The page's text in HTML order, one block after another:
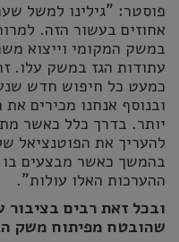
אחוזים בעשור הזה.
עתודות הגז במשק עלו.
כמעט כל חיפוש חדש
ובנוסף אנחנו מכירים
יותר. בדרך כלל כאשר
להעריך את הפוטנציאל
בהמשך כאשר מבצעים בו
ההערכות האלו עולות".
ובכל זאת רבים בציבור
שהובטח מפיתוח משק